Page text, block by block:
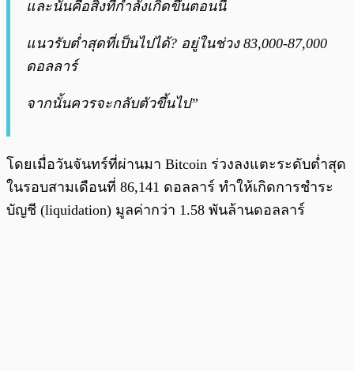
และนั่นคือสิ่งที่กำลังเกิดขึ้นตอนนี้
แนวรับต่ำสุดที่เป็นไปได้? อยู่ในช่วง 83,000-87,000
ดอลลาร์
จากนั้นควรจะกลับตัวขึ้นไป”
โดยเมื่อวันจันทร์ที่ผ่านมา Bitcoin ร่วงลงแตะระดับต่ำสุด
ในรอบสามเดือนที่ 86,141 ดอลลาร์ ทำให้เกิดการชำระ
บัญชี (liquidation) มูลค่ากว่า 1.58 พันล้านดอลลาร์